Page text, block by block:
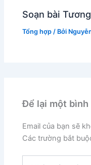
Soạn bài
Tổng hợp / Bởi
Để lại một bình
Email của bạn sẽ
Các trường bắt